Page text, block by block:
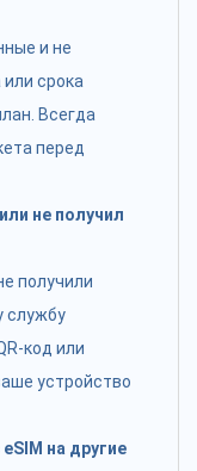
и не
срока
Всегда
перед
не получил
получили
службу
код или
устройство
на другие